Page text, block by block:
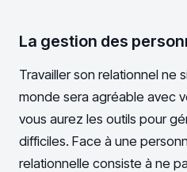
La gestion des
Travailler son relationnel ne
monde sera agréable avec
vous aurez les outils pour
difficiles. Face à une
relationnelle consiste à ne